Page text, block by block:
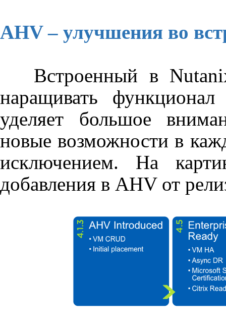
AHV– улучшения во
Встроенный в
наращивать
уделяет большое
новые возможности в
исключением. На
добавления в AHVот